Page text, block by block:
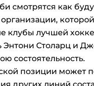
смотрятся как
клубы лучшей
Энтони Столарц и
состоятельность.
позиции может